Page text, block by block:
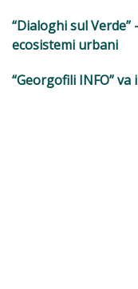
“Dialoghi sul
ecosistemi urbani
“Georgofili INFO”